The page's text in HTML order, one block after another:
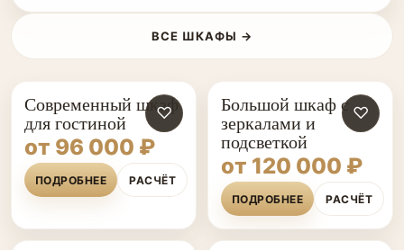
ВСЕ ШКАФЫ →
♡
Современный шкаф
для гостиной
от 96 000 ₽
ПОДРОБНЕЕ РАСЧЁТ
♡
Большой шкаф с
зеркалами и
подсветкой
от 120 000 ₽
ПОДРОБНЕЕ РАСЧЁТ